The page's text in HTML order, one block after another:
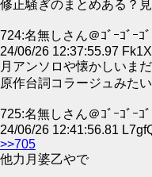
修正騒ぎのまとめある？
724:名無しさん＠ｺﾞｰｺﾞｰｺﾞ
24/06/26 12:37:55.97
月アンソロや懐かしいま
原作台詞コラージュみた
725:名無しさん＠ｺﾞｰｺﾞｰｺﾞ
24/06/26 12:41:56.81
>>705
他力月婆乙やで